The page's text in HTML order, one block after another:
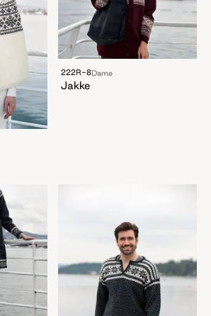
222R-8Dame
Jakke